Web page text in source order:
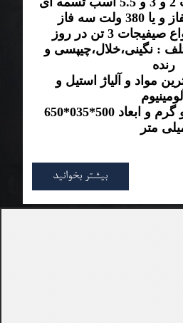
3 تن در روز
: نگینی،خلال،چیپسی و
رنده
مواد و آلیاژ استیل و
آلومینیوم
وزن دستگاه 45 کیلو گرم و ابعاد 500*035*650
متر
بیشتر بخوانید